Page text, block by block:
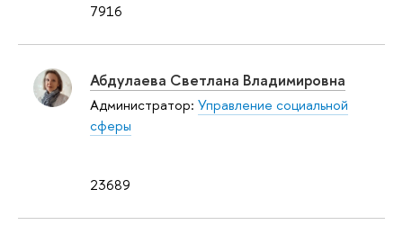
7916
23689
Абдулаева Светлана Владимировна
Администратор: Управление социальной
сферы